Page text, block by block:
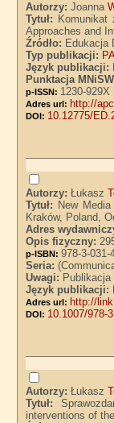
Autorzy:Joanna
Tytuł: Komunikat
Approaches and
Źródło: Edukacja
Typ publikacji:
Język publikacji:
Punktacja
p-ISSN: 1230-929X
Adres url: http://
DOI: 10.12775/
Autorzy:Łukasz
Tytuł: New
Kraków, Poland,
Adres
Opis fizyczny:
p-ISBN:978-3-031-
Seria:
Uwagi: Publikacja
Język publikacji:
Adres url: http://
DOI: 10.1007/978-
Autorzy:Łukasz
Tytuł:
interventions of